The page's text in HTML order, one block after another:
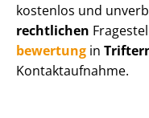
kostenlos und
rechtlichen
be­wer­tung in
Kontaktaufnahme.